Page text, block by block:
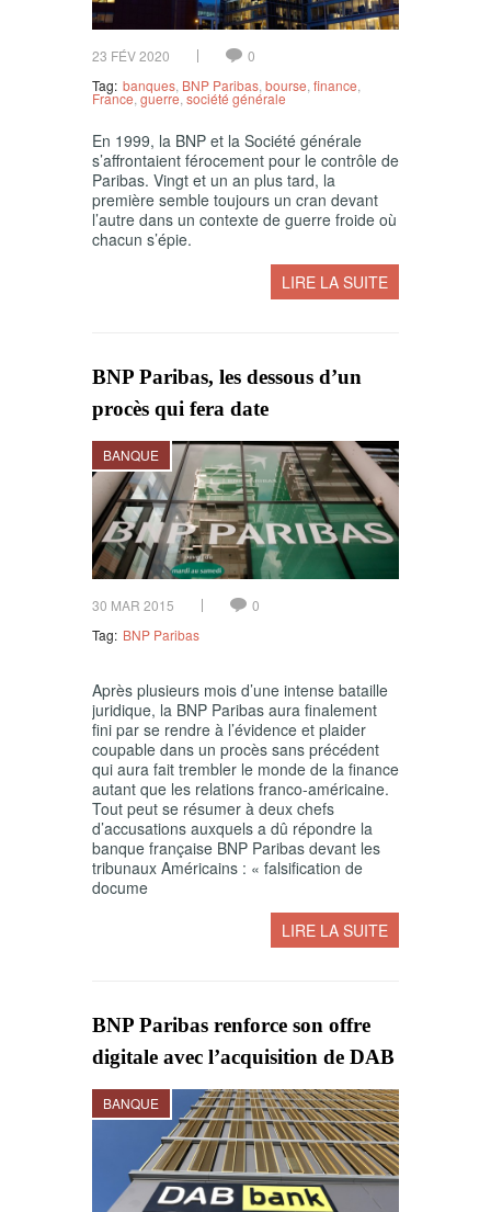
23 FÉV 2020
0
Tag: banques BNP Paribas bourse finance
France guerre société générale
En 1999, la BNP et la Société générale
s’affrontaient férocement pour le contrôle de
Paribas. Vingt et un an plus tard, la
première semble toujours un cran devant
l’autre dans un contexte de guerre froide où
chacun s’épie.
LIRE LA SUITE
BNP Paribas, les dessous d’un
procès qui fera date
BANQUE
30 MAR 2015
0
Tag: BNP Paribas
Après plusieurs mois d’une intense bataille
juridique, la BNP Paribas aura finalement
fini par se rendre à l’évidence et plaider
coupable dans un procès sans précédent
qui aura fait trembler le monde de la finance
autant que les relations franco-américaine.
Tout peut se résumer à deux chefs
d’accusations auxquels a dû répondre la
banque française BNP Paribas devant les
tribunaux Américains : « falsification de
docume
LIRE LA SUITE
BNP Paribas renforce son offre
digitale avec l’acquisition de DAB
BANQUE